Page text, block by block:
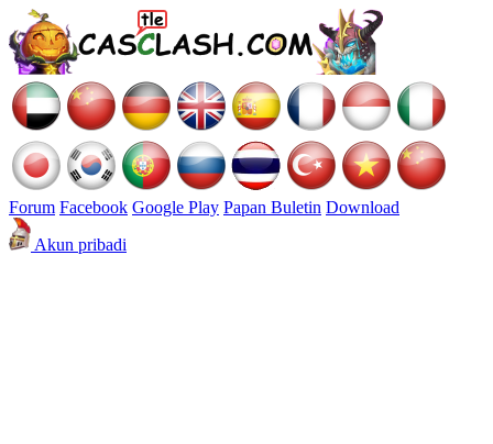
Forum Facebook Google Play Papan Buletin Download
Akun pribadi